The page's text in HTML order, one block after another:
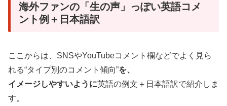
海外ファンの「生の声」っぽい英語コメ
ント例＋日本語訳
ここからは、SNSやYouTubeコメント欄などでよく見ら
れる“タイプ別のコメント傾向”を、
イメージしやすいように英語の例文＋日本語訳で紹介しま
す。